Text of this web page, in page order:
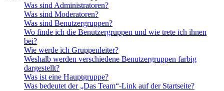
Was sind Administratoren?
Was sind Moderatoren?
Was sind Benutzergruppen?
Wo finde ich die Benutzergruppen und wie trete ich ihnen
bei?
Wie werde ich Gruppenleiter?
Weshalb werden verschiedene Benutzergruppen farbig
dargestellt?
Was ist eine Hauptgruppe?
Was bedeutet der „Das Team“-Link auf der Startseite?